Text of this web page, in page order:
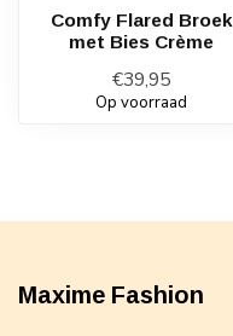
Comfy Flared Broek
met Bies Crème
€39,95
Op voorraad
Maxime Fashion